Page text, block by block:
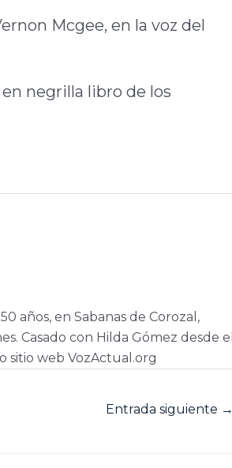
Mcgee, en la voz del
negrilla libro de los
años, en Sabanas de Corozal,
Casado con Hilda Gómez desde el
sitio web VozActual.org
Entrada siguiente →